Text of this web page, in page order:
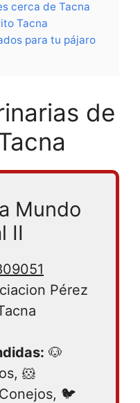
cerca de Tacna
Tacna
para tu pájaro
de
Mundo
II
Pérez
🐶
🐹
🐦